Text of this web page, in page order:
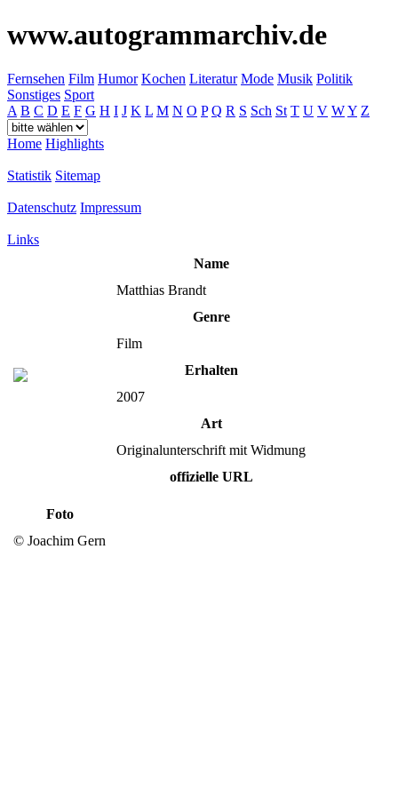
www.autogrammarchiv.de
Fernsehen Film Humor Kochen Literatur Mode Musik Politik
Sonstiges Sport
A B C D E F G H I J K L M N O P Q R S Sch St T U V WY Z
Home Highlights
Statistik Sitemap
Datenschutz Impressum
Links
Name
Matthias Brandt
Genre
Film
Erhalten
2007
Art
Originalunterschrift mit Widmung
offizielle URL
Foto
© Joachim Gern